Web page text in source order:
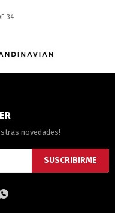
34
novedades!
SUSCRIBIRME